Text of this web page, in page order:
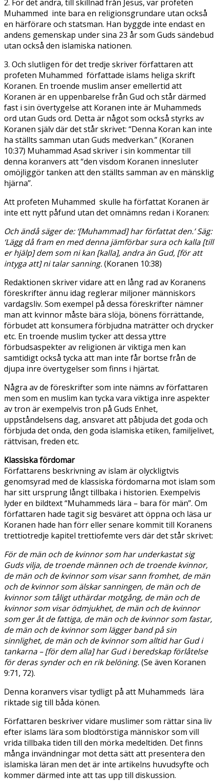
2. För det andra, till skillnad från Jesus, var profeten
Muhammed inte bara en religionsgrundare utan också
en härförare och statsman. Han byggde inte endast en
andens gemenskap under sina 23 år som Guds sändebud
utan också den islamiska nationen.
3. Och slutligen för det tredje skriver författaren att
profeten Muhammed författade islams heliga skrift
Koranen. En troende muslim anser emellertid att
Koranen är en uppenbarelse från Gud och står därmed
fast i sin övertygelse att Koranen inte är Muhammeds
ord utan Guds ord. Detta är något som också styrks av
Koranen själv där det står skrivet: “Denna Koran kan inte
ha ställts samman utan Guds medverkan.” (Koranen
10:37) Muhammad Asad skriver i sin kommentar till
denna koranvers att “den visdom Koranen innesluter
omöjliggör tanken att den ställts samman av en mänsklig
hjärna”.
Att profeten Muhammed skulle ha författat Koranen är
inte ett nytt påfund utan det omnämns redan i Koranen:
Och ändå säger de: ‘[Muhammad] har författat den.’ Säg:
‘Lägg då fram en med denna jämförbar sura och kalla [till
er hjälp] dem som ni kan [kalla], andra än Gud, [för att
intyga att] ni talar sanning.(Koranen 10:38)
Redaktionen skriver vidare att en lång rad av Koranens
föreskrifter ännu idag reglerar miljoner människors
vardagsliv. Som exempel på dessa föreskrifter nämner
man att kvinnor måste bära slöja, bönens förrättande,
förbudet att konsumera förbjudna maträtter och drycker
etc. En troende muslim tycker att dessa yttre
förbudsaspekter av religionen är viktiga men kan
samtidigt också tycka att man inte får bortse från de
djupa inre övertygelser som finns i hjärtat.
Några av de föreskrifter som inte nämns av författaren
men som en muslim kan tycka vara viktiga inre aspekter
av tron är exempelvis tron på Guds Enhet,
uppståndelsens dag, ansvaret att påbjuda det goda och
förbjuda det onda, den goda islamiska etiken, familjelivet,
rättvisan, freden etc.
Klassiska fördomar
Författarens beskrivning av islam är olyckligtvis
genomsyrad med de klassiska fördomarna mot islam som
har sitt ursprung långt tillbaka i historien. Exempelvis
lyder en bildtext “Muhammeds lära – bara för män”. Om
författaren hade tagit sig besväret att öppna och läsa ur
Koranen hade han förr eller senare kommit till Koranens
trettiotredje kapitel trettiofemte vers där det står skrivet:
För de män och de kvinnor som har underkastat sig
Guds vilja, de troende männen och de troende kvinnor,
de män och de kvinnor som visar sann fromhet, de män
och de kvinnor som älskar sanningen, de män och de
kvinnor som tåligt uthärdar motgång, de män och de
kvinnor som visar ödmjukhet, de män och de kvinnor
som ger åt de fattiga, de män och de kvinnor som fastar,
de män och de kvinnor som lägger band på sin
sinnlighet, de män och de kvinnor som alltid har Gud i
tankarna – [för dem alla] har Gud i beredskap förlåtelse
för deras synder och en rik belöning.(Se även Koranen
9:71, 72).
Denna koranvers visar tydligt på att Muhammeds lära
riktade sig till båda könen.
Författaren beskriver vidare muslimer som rättar sina liv
efter islams lära som blodtörstiga människor som vill
vrida tillbaka tiden till den mörka medeltiden. Det finns
många invändningar mot detta sätt att presentera den
islamiska läran men det är inte artikelns huvudsyfte och
kommer därmed inte att tas upp till diskussion.